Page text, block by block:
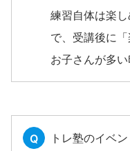
練習自体は楽
で、受講後に
お子さんが多い
Q トレ塾のイベ